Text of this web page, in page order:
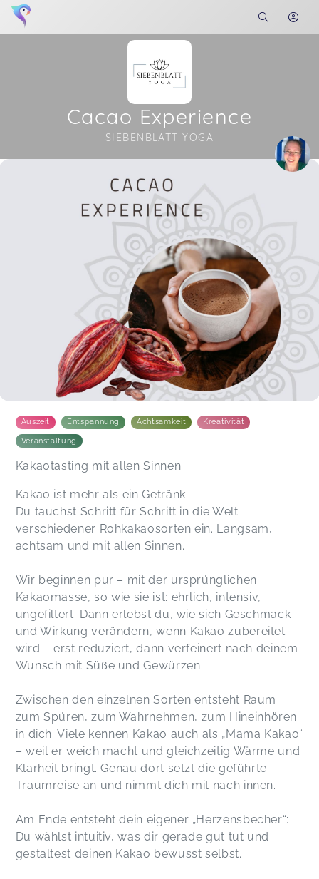
Cacao Experience
SIEBENBLATT YOGA
Auszeit Entspannung Achtsamkeit Kreativität
Veranstaltung
Kakaotasting mit allen Sinnen
Kakao ist mehr als ein Getränk.
Du tauchst Schritt für Schritt in die Welt
verschiedener Rohkakaosorten ein. Langsam,
achtsam und mit allen Sinnen.
Wir beginnen pur – mit der ursprünglichen
Kakaomasse, so wie sie ist: ehrlich, intensiv,
ungefiltert. Dann erlebst du, wie sich Geschmack
und Wirkung verändern, wenn Kakao zubereitet
wird – erst reduziert, dann verfeinert nach deinem
Wunsch mit Süße und Gewürzen.
Zwischen den einzelnen Sorten entsteht Raum
zum Spüren, zum Wahrnehmen, zum Hineinhören
in dich. Viele kennen Kakao auch als „Mama Kakao“
– weil er weich macht und gleichzeitig Wärme und
Klarheit bringt. Genau dort setzt die geführte
Traumreise an und nimmt dich mit nach innen.
Am Ende entsteht dein eigener „Herzensbecher“:
Du wählst intuitiv, was dir gerade gut tut und
gestaltest deinen Kakao bewusst selbst.